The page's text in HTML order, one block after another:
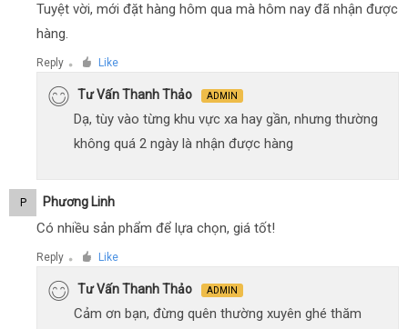
Tuyệt vời, mới đặt hàng hôm qua mà hôm nay đã nhận được
hàng.
Reply ● Like
Tư Vấn Thanh Thảo ADMIN
Dạ, tùy vào từng khu vực xa hay gần, nhưng thường
không quá 2 ngày là nhận được hàng
P Phương Linh
Có nhiều sản phẩm để lựa chọn, giá tốt!
Reply ● Like
Tư Vấn Thanh Thảo ADMIN
Cảm ơn bạn, đừng quên thường xuyên ghé thăm